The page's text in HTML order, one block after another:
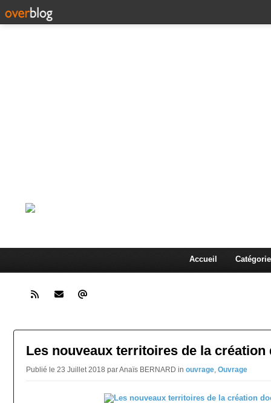
Accueil
Les nouveaux territoires de la création
Publié le 23 Juillet 2018 par Anaïs BERNARD in ouvrage, Ouvrage